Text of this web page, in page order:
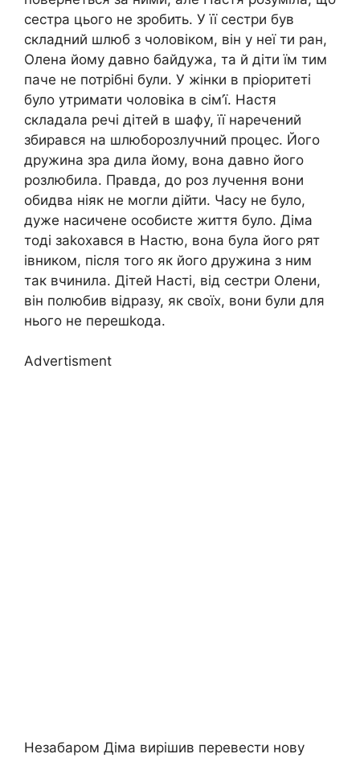
сестра цього не зробить. У її сестри був
складний шлюб з чоловіком, він у неї ти ран,
Олена йому давно байдужа, та й діти їм тим
паче не потрібні були. У жінки в пріоритеті
було утримати чоловіка в сім’ї. Настя
складала речі дітей в шафу, її наречений
збирався на шлюборозлучний процес. Його
дружина зра дила йому, вона давно його
розлюбила. Правда, до роз лучення вони
обидва ніяк не могли дійти. Часу не було,
дуже насичене особисте життя було. Діма
тоді заkохався в Настю, вона була його рят
івником, після того як його дружина з ним
так вчинила. Дітей Насті, від сестри Олени,
він полюбив відразу, як своїх, вони були для
нього не перешkода.
Advertisment
Незабаром Діма вирішив перевести нову